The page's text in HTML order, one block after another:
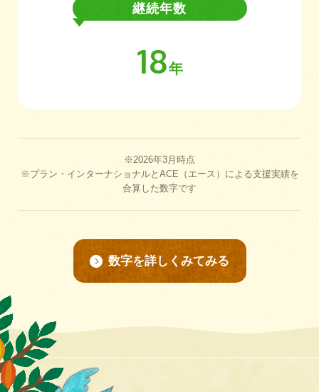
継続年数
18年
※2026年3月時点
※プラン・インターナショナルとACE（エース）による支援実績を
合算した数字です
数字を詳しくみてみる